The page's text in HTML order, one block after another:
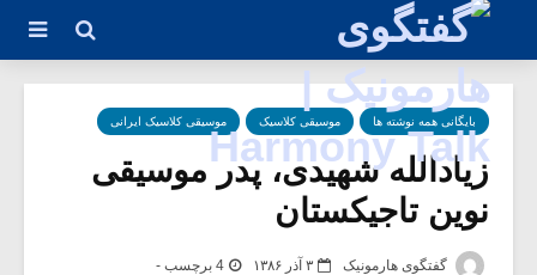
بایگانی همه نوشته ها موسیقی کلاسیک موسیقی کلاسیک ایرانی
زیادالله شهیدی، پدر موسیقی
نوین تاجیکستان
گفتگوی هارمونیک ۳ آذر ۱۳۸۶ 4 برچسب -